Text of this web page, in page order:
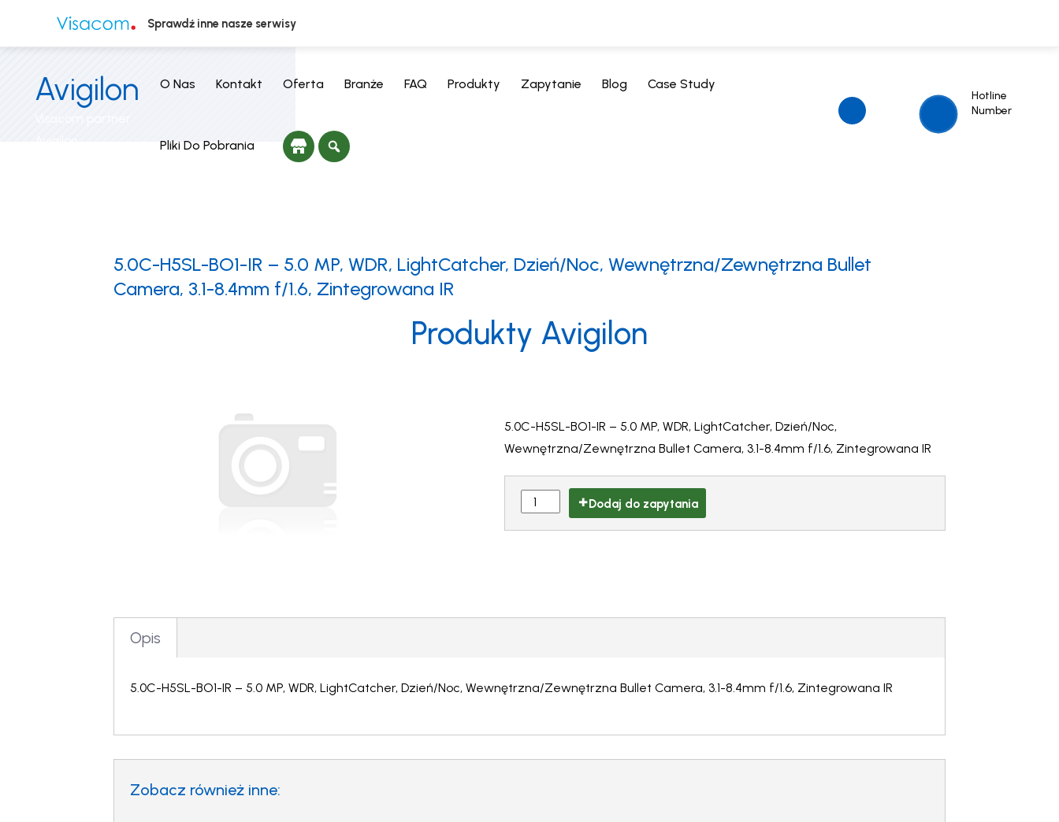
Avigilon
Visacom partner
Avigilon
O Nas Kontakt Oferta Branże FAQ Produkty Zapytanie Blog Case Study
Pliki Do Pobrania
Hotline
Number
5.0C-H5SL-BO1-IR – 5.0 MP, WDR, LightCatcher, Dzień/Noc, Wewnętrzna/Zewnętrzna Bullet
Camera, 3.1-8.4mm f/1.6, Zintegrowana IR
Produkty Avigilon
5.0C-H5SL-BO1-IR – 5.0 MP, WDR, LightCatcher, Dzień/Noc,
Wewnętrzna/Zewnętrzna Bullet Camera, 3.1-8.4mm f/1.6, Zintegrowana IR
Dodaj do zapytania
Opis
5.0C-H5SL-BO1-IR – 5.0 MP, WDR, LightCatcher, Dzień/Noc, Wewnętrzna/Zewnętrzna Bullet Camera, 3.1-8.4mm f/1.6, Zintegrowana IR
Zobacz również inne:
Sprawdź inne nasze serwisy